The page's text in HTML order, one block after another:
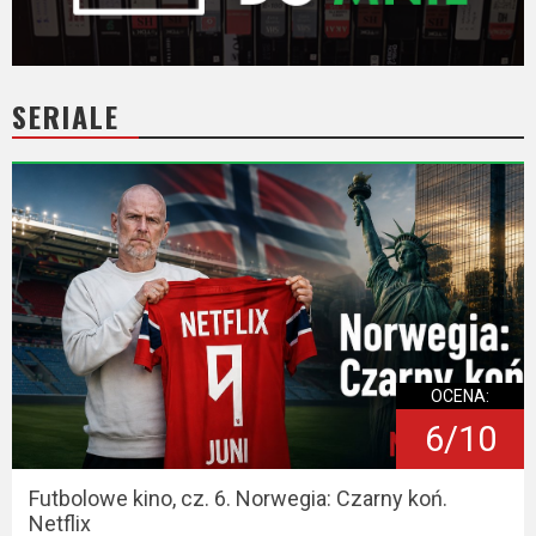
Video
TV
+
Disney+
HBO
Max
Netflix
Sky
Showtime
Podsumowania
SERIALE
OCENA:
6/10
Futbolowe kino, cz. 6. Norwegia: Czarny koń.
Netflix